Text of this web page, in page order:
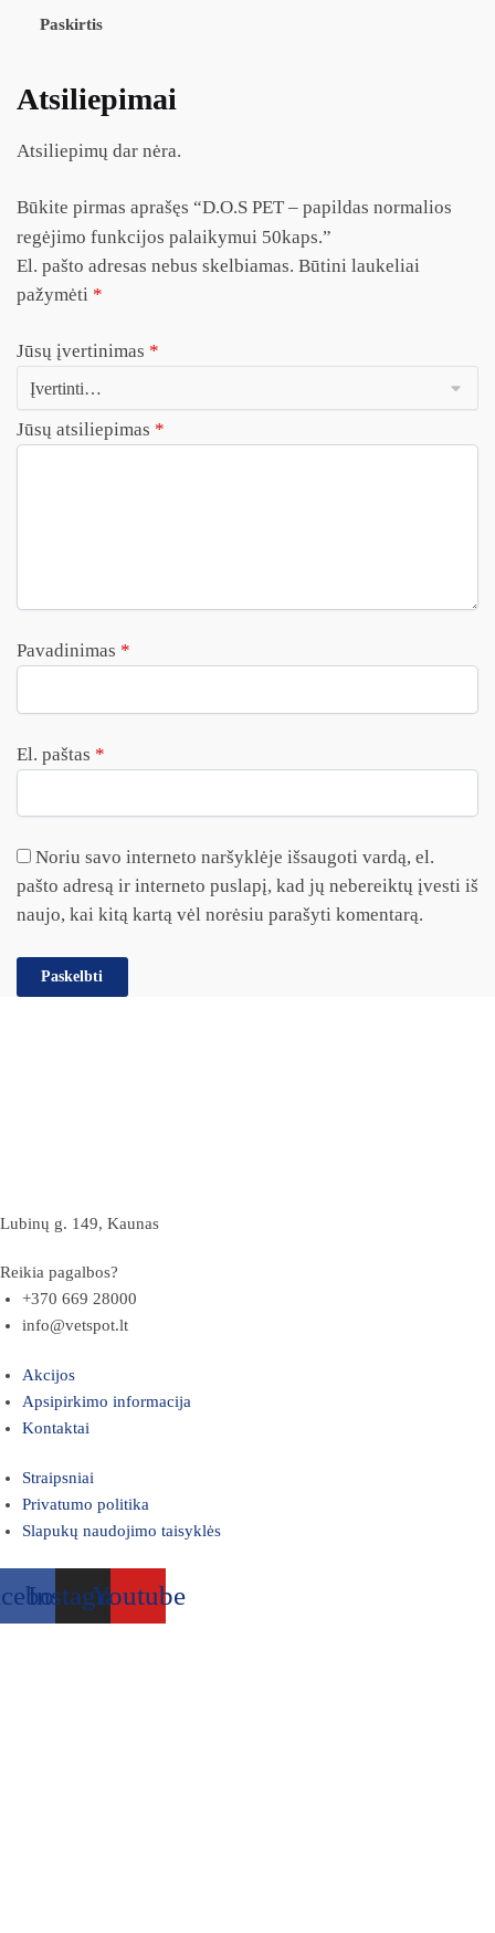
Paskirtis
Atsiliepimai
Atsiliepimų dar nėra.
Būkite pirmas aprašęs “D.O.S PET – papildas normalios
regėjimo funkcijos palaikymui 50kaps.”
El. pašto adresas nebus skelbiamas. Būtini laukeliai
pažymėti *
Jūsų įvertinimas *
Jūsų atsiliepimas *
Pavadinimas *
El. paštas *
Noriu savo interneto naršyklėje išsaugoti vardą, el.
pašto adresą ir interneto puslapį, kad jų nebereiktų įvesti iš
naujo, kai kitą kartą vėl norėsiu parašyti komentarą.
Lubinų g. 149, Kaunas
Reikia pagalbos?
+370 669 28000
info@vetspot.lt
Akcijos
Apsipirkimo informacija
Kontaktai
Straipsniai
Privatumo politika
Slapukų naudojimo taisyklės
InstagramYoutube